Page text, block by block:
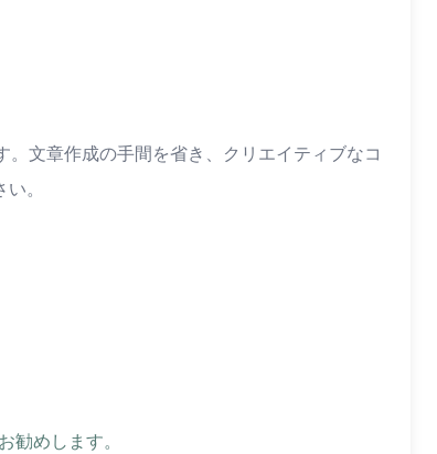
文章作成の手間を省き、クリエイティブなコ
。
めします。